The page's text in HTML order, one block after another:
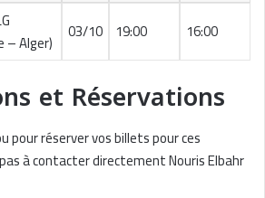
– Alger)
03/10 19:00 16:00
et Réservations
réserver vos billets pour ces
à contacter directement Nouris Elbahr